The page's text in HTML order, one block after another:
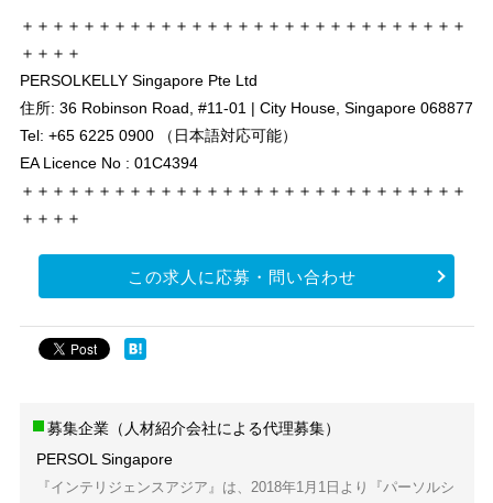
＋＋＋＋＋＋＋＋＋＋＋＋＋＋＋＋＋＋＋＋＋＋＋＋＋＋＋＋＋
＋＋＋＋
PERSOLKELLY Singapore Pte Ltd
住所: 36 Robinson Road, #11-01 | City House, Singapore 068877
Tel: +65 6225 0900 （日本語対応可能）
EA Licence No : 01C4394
＋＋＋＋＋＋＋＋＋＋＋＋＋＋＋＋＋＋＋＋＋＋＋＋＋＋＋＋＋
＋＋＋＋
この求人に応募・問い合わせ
募集企業（人材紹介会社による代理募集）
PERSOL Singapore
『インテリジェンスアジア』は、2018年1月1日より『パーソルシ